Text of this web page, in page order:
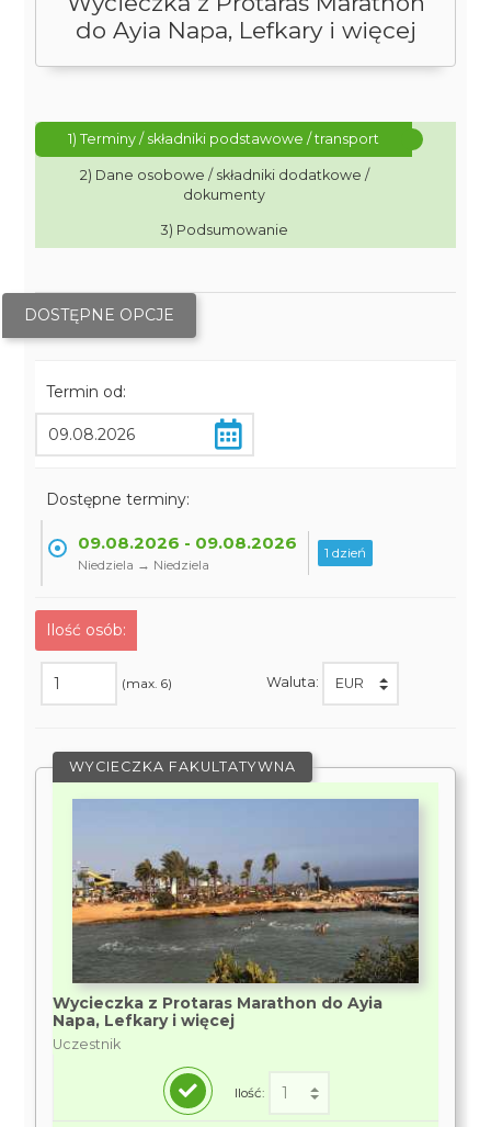
do Ayia Napa, Lefkary i więcej
1) Terminy / składniki podstawowe / transport
2) Dane osobowe / składniki dodatkowe /
dokumenty
3) Podsumowanie
DOSTĘPNE OPCJE
Termin od:
Dostępne terminy:
09.08.2026 - 09.08.2026
Niedziela → Niedziela
1 dzień
Ilość osób:
(max. 6) Waluta:
WYCIECZKA FAKULTATYWNA
Wycieczka z Protaras Marathon do Ayia
Napa, Lefkary i więcej
Uczestnik
Ilość: